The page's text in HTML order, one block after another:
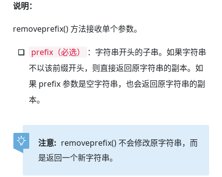
说明：
removeprefix() 方法接收单个参数。
prefix（必选）
：字符串开头的子串。如果字符串
不以该前缀开头，则直接返回原字符串的副本。如
果 prefix 参数是空字符串，也会返回原字符串的副
本。
注意: removeprefix() 不会修改原字符串，而
是返回一个新字符串。